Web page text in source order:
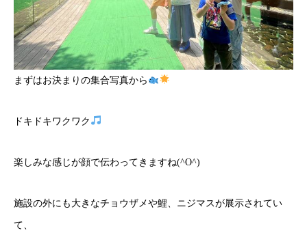
まずはお決まりの集合写真から
ドキドキワクワク
楽しみな感じが顔で伝わってきますね(^O^)
施設の外にも大きなチョウザメや鯉、ニジマスが展示されてい
て、